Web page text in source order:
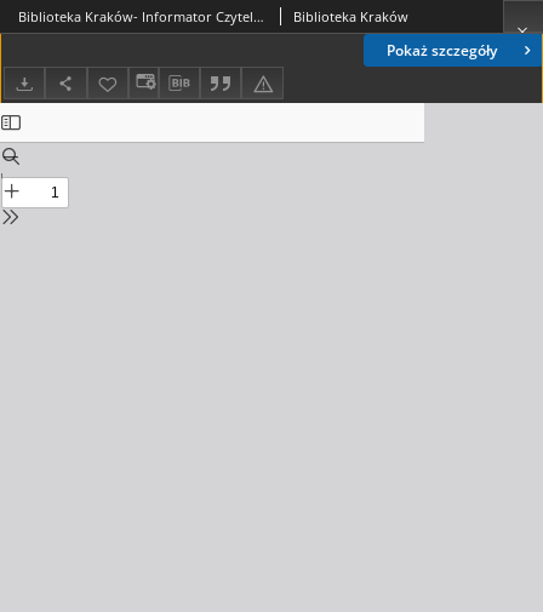
Pokaż szczegóły
Biblioteka Kraków- Informator Czytelniczo-Kulturalny, 2017. 11. nr 2 (02) Biblioteka Kraków